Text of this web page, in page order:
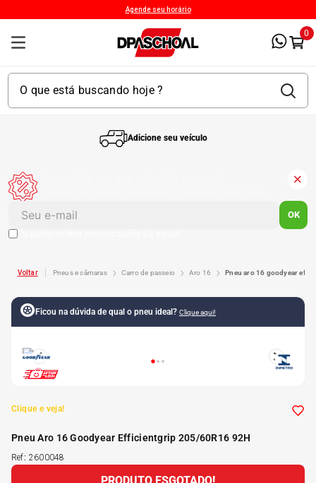
Agende seu horário
0
Adicione seu veículo
OK
pneus e câmaras carro de passeio aro 16 pneu aro 16 goodyear
Ficou na dúvida de qual o pneu ideal? Clique aqui!
Clique e veja!
Pneu Aro 16 Goodyear Efficientgrip 205/60R16 92H
Ref: 2600048
PRODUTO ESGOTADO!
2 º Kit Pneu
4º 175 65r14
6º
8º 185 60r15